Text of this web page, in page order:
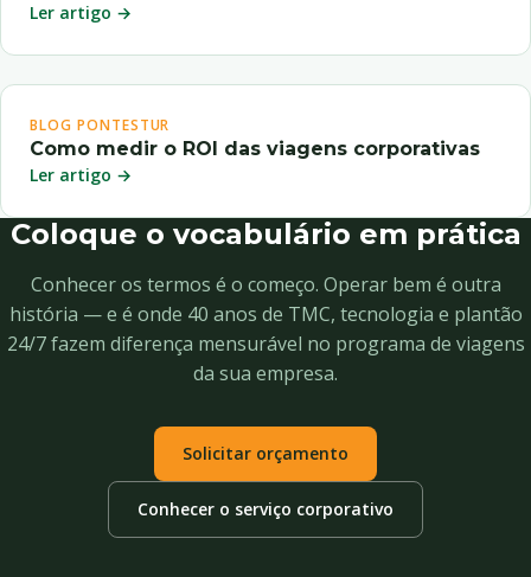
Ler artigo →
BLOG PONTESTUR
Como medir o ROI das viagens corporativas
Ler artigo →
Coloque o vocabulário em prática
Conhecer os termos é o começo. Operar bem é outra
história — e é onde 40 anos de TMC, tecnologia e plantão
24/7 fazem diferença mensurável no programa de viagens
da sua empresa.
Solicitar orçamento
Conhecer o serviço corporativo